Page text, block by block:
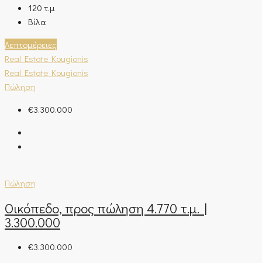
120 τ.μ
Βίλα
Λεπτομέρειες
Real Estate Kougionis
Real Estate Kougionis
Πώληση
€3.300.000
Πώληση
Οικόπεδο, προς πώληση 4.770 τ.μ. |
3.300.000
€3.300.000